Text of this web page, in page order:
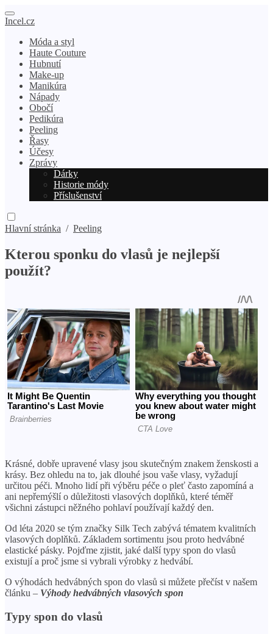
Incel.cz
Móda a styl
Haute Couture
Hubnutí
Make-up
Manikúra
Nápady
Obočí
Pedikúra
Peeling
Řasy
Účesy
Zprávy
Dárky
Historie módy
Příslušenství
Hlavní stránka / Peeling
Kterou sponku do vlasů je nejlepší
použít?
Krásné, dobře upravené vlasy jsou skutečným znakem ženskosti a
krásy. Bez ohledu na to, jak dlouhé jsou vaše vlasy, vyžadují
určitou péči. Mnoho lidí při výběru péče o pleť často zapomíná a
ani nepřemýšlí o důležitosti vlasových doplňků, které téměř
všichni zástupci něžného pohlaví používají každý den.
Od léta 2020 se tým značky Silk Tech zabývá tématem kvalitních
vlasových doplňků. Základem sortimentu jsou proto hedvábné
elastické pásky. Pojďme zjistit, jaké další typy spon do vlasů
existují a proč jsme si vybrali výrobky z hedvábí.
O výhodách hedvábných spon do vlasů si můžete přečíst v našem
článku – Výhody hedvábných vlasových spon
Typy spon do vlasů